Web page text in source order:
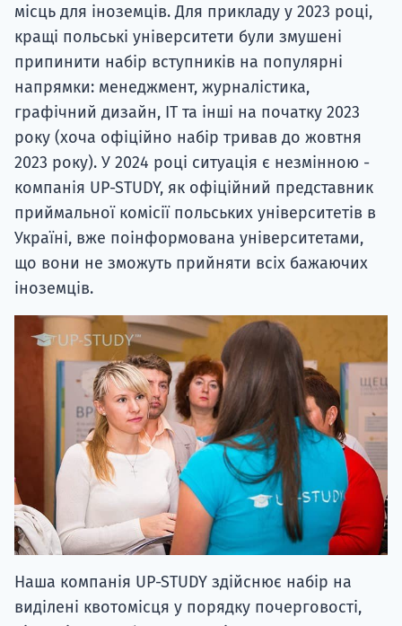
місць для іноземців. Для прикладу у 2023 році,
кращі польські університети були змушені
припинити набір вступників на популярні
напрямки: менеджмент, журналістика,
графічний дизайн, ІТ та інші на початку 2023
року (хоча офіційно набір тривав до жовтня
2023 року). У 2024 році ситуація є незмінною -
компанія UP-STUDY, як офіційний представник
приймальної комісії польських університетів в
Україні, вже поінформована університетами,
що вони не зможуть прийняти всіх бажаючих
іноземців.
Наша компанія UP-STUDY здійснює набір на
виділені квотомісця у порядку почерговості,